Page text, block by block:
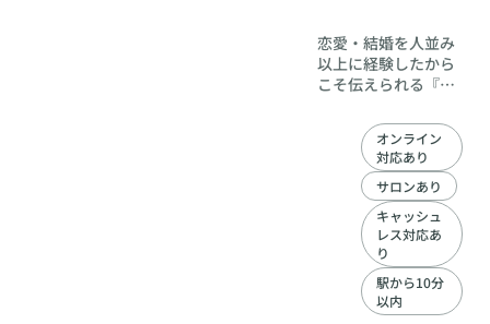
恋愛・結婚を人並み
以上に経験したから
こそ伝えられる『間
を伝授します！ 結婚
相手の正解って⼈そ
れぞれです。 た
だ！！経験者だから
わかることですが、
結婚したら絶対ダメ
な相手の不正解は明
らかなのです。 結婚
してから、「なんで
こんな⼈と結婚して
オンライン
対応あり
サロンあり
キャッシュ
レス対応あ
り
駅から10分
以内